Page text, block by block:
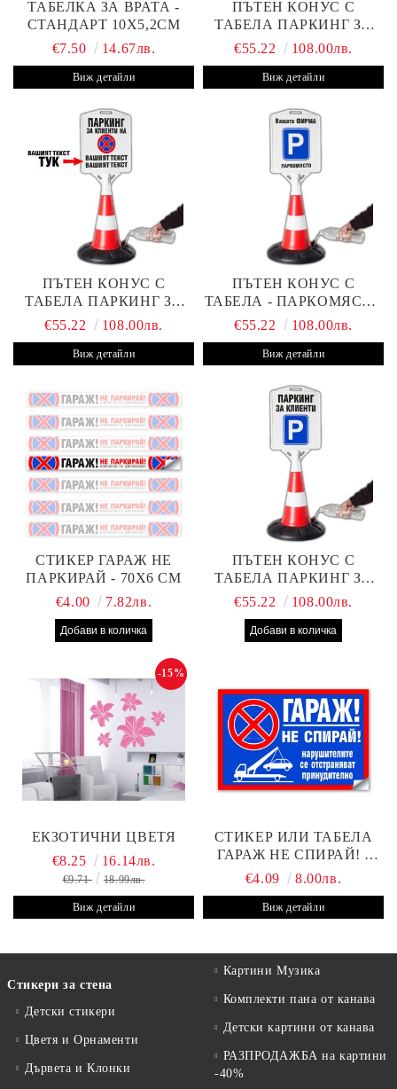
ТАБЕЛКА ЗА ВРАТА -
СТАНДАРТ 10Х5,2СМ
€7.50
14.67лв.
Виж детайли
ПЪТЕН КОНУС С
ТАБЕЛА ПАРКИНГ ЗА
КЛИЕНТИ
€55.22 108.00лв.
Виж детайли
ПЪТЕН КОНУС С
ТАБЕЛА ПАРКИНГ ЗА
КЛИЕНТИ С ВАШ ТЕКСТ
€55.22 108.00лв.
Виж детайли
ПЪТЕН КОНУС С
ТАБЕЛА - ПАРКОМЯСТО
(С ВАШАТА ФИРМА)
€55.22 108.00лв.
Виж детайли
СТИКЕР ГАРАЖ НЕ
ПАРКИРАЙ - 70Х6 СМ
€4.00
7.82лв.
ПЪТЕН КОНУС С
ТАБЕЛА ПАРКИНГ ЗА
КЛИЕНТИ
€55.22 108.00лв.
ЕКЗОТИЧНИ ЦВЕТЯ
-15%
€8.25 16.14лв.
€9.71 18.99лв.
Виж детайли
СТИКЕР ИЛИ ТАБЕЛА
ГАРАЖ НЕ СПИРАЙ! -
30Х19 СМ
€4.09 8.00лв.
Виж детайли
Стикери за стена
Детски стикери
Цветя и Орнаменти
Дървета и Клонки
Картини Музика
Комплекти пана от канава
Детски картини от канава
РАЗПРОДАЖБА на картини
-40%